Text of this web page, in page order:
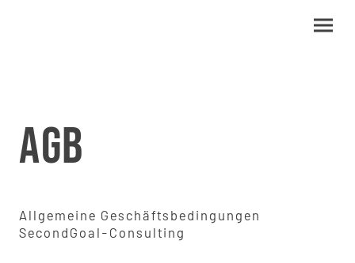
AGB
Allgemeine Geschäftsbedingungen
SecondGoal-Consulting